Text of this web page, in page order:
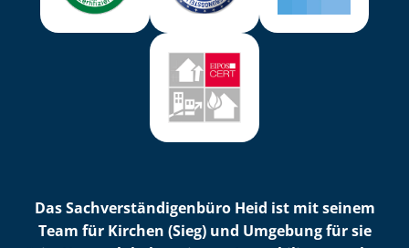
Das Sach­ver­stän­di­gen­bü­ro Heid ist mit seinem
Team für Kirchen (Sieg) und Umgebung für sie